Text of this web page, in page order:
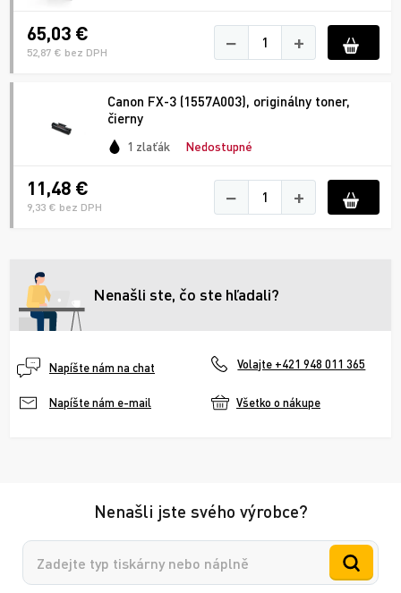
65,03 €
52,87 € bez DPH − +
Canon FX-3 (1557A003), originálny toner,
čierny
1 zlaťák Nedostupné
11,48 €
9,33 € bez DPH − +
Nenašli ste, čo ste hľadali?
Napíšte nám na chat Volajte +421 948 011 365
Napíšte nám e-mail Všetko o nákupe
Nenašli jste svého výrobce?
Vyhledávání